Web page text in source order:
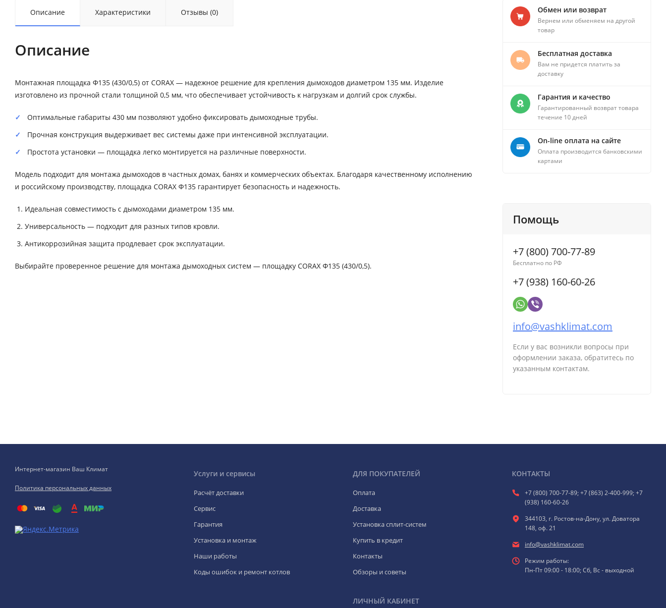
Описание Характеристики Отзывы (0)
Описание
Монтажная площадка Ф135 (430/0,5) от CORAX — надежное решение для крепления дымоходов диаметром 135 мм. Изделие
изготовлено из прочной стали толщиной 0,5 мм, что обеспечивает устойчивость к нагрузкам и долгий срок службы.
Оптимальные габариты 430 мм позволяют удобно фиксировать дымоходные трубы.
Прочная конструкция выдерживает вес системы даже при интенсивной эксплуатации.
Простота установки — площадка легко монтируется на различные поверхности.
Модель подходит для монтажа дымоходов в частных домах, банях и коммерческих объектах. Благодаря качественному исполнению
и российскому производству, площадка CORAX Ф135 гарантирует безопасность и надежность.
Идеальная совместимость с дымоходами диаметром 135 мм.
Универсальность — подходит для разных типов кровли.
Антикоррозийная защита продлевает срок эксплуатации.
Выбирайте проверенное решение для монтажа дымоходных систем — площадку CORAX Ф135 (430/0,5).
Обмен или возврат
Вернем или обменяем на другой
товар
Бесплатная доставка
Вам не придется платить за
доставку
Гарантия и качество
Гарантированный возврат товара
течение 10 дней
On-line оплата на сайте
Оплата производится банковскими
картами
Помощь
+7 (800) 700-77-89
Бесплатно по РФ
+7 (938) 160-60-26
info@vashklimat.com
Если у вас возникли вопросы при
оформлении заказа, обратитесь по
указанным контактам.
Интернет-магазин Ваш Климат
Политика персональных данных
Услуги и сервисы
Расчёт доставки
Сервис
Гарантия
Установка и монтаж
Наши работы
Коды ошибок и ремонт котлов
ДЛЯ ПОКУПАТЕЛЕЙ
Оплата
Доставка
Установка сплит-систем
Купить в кредит
Контакты
Обзоры и советы
ЛИЧНЫЙ КАБИНЕТ
КОНТАКТЫ
+7 (800) 700-77-89; +7 (863) 2-400-999; +7
(938) 160-60-26
344103, г. Ростов-на-Дону, ул. Доватора
148, оф. 21
info@vashklimat.com
Режим работы:
Пн-Пт 09:00 - 18:00; Сб, Вс - выходной